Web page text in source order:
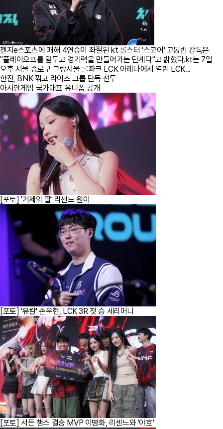
젠지e스포츠에 패해 4연승이 좌절된 kt 롤스터 '스코어' 고동빈 감독은
"플레이오프를 앞두고 경기력을 만들어가는 단계다"고 밝혔다.kt는 7일
오후 서울 종로구 그랑서울 롤파크 LCK 아레나에서 열린 LCK...
한진, BNK 꺾고 라이즈 그룹 단독 선두
아시안게임 국가대표 유니폼 공개
[포토] '거제의 딸' 리센느 원이
[포토] '유칼' 손우현, LCK 3R 첫 승 세리머니
[포토] 서든 챔스 결승 MVP 이병화, 리센느와 '야호'